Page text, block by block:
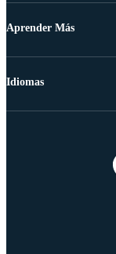
Aprender Más
Idiomas